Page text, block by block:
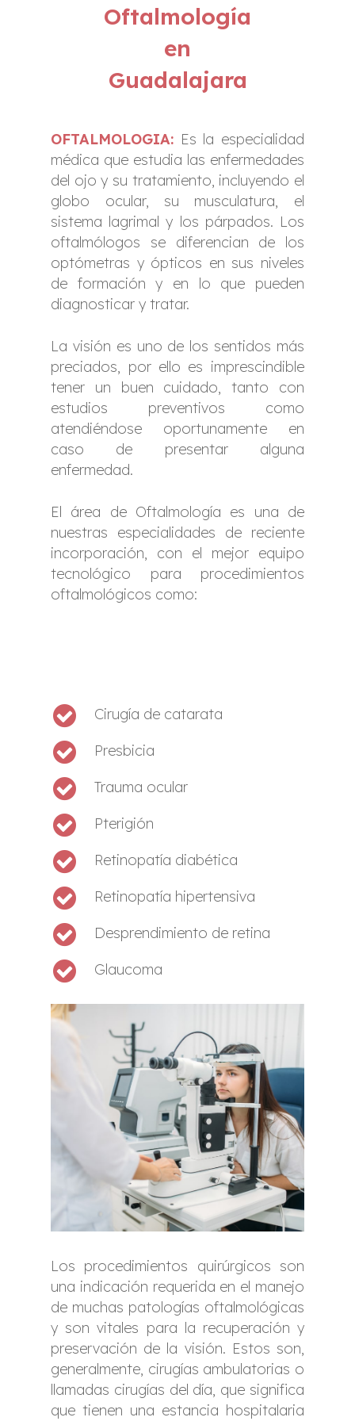
Oftalmología
en
Guadalajara
OFTALMOLOGIA: Es la especialidad
médica que estudia las enfermedades
del ojo y su tratamiento, incluyendo el
globo ocular, su musculatura, el
sistema lagrimal y los párpados. Los
oftalmólogos se diferencian de los
optómetras y ópticos en sus niveles
de formación y en lo que pueden
diagnosticar y tratar.
La visión es uno de los sentidos más
preciados, por ello es imprescindible
tener un buen cuidado, tanto con
estudios preventivos como
atendiéndose oportunamente en
caso de presentar alguna
enfermedad.
El área de Oftalmología es una de
nuestras especialidades de reciente
incorporación, con el mejor equipo
tecnológico para procedimientos
oftalmológicos como:
Cirugía de catarata
Presbicia
Trauma ocular
Pterigión
Retinopatía diabética
Retinopatía hipertensiva
Desprendimiento de retina
Glaucoma
Los procedimientos quirúrgicos son
una indicación requerida en el manejo
de muchas patologías oftalmológicas
y son vitales para la recuperación y
preservación de la visión. Estos son,
generalmente, cirugías ambulatorias o
llamadas cirugías del día, que significa
que tienen una estancia hospitalaria